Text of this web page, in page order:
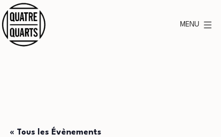
au
contenu
MENU
« Tous les Évènements